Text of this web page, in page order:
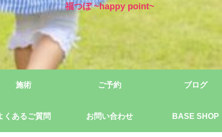
福つぼ ~happy point~
施術 ご予約 ブログ
くあるご質問 お問い合わせ BASE SHOP